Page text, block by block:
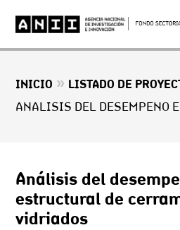
INICIO » LISTADO DE
Análisis del
estructural de
vidriados